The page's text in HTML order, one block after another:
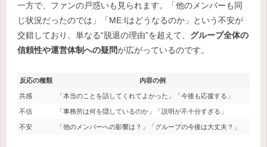
一方で、ファンの戸惑いも見られます。「他のメンバーも同
じ状況だったのでは」「ME:Iはどうなるのか」という不安が
交錯しており、単なる“脱退の理由”を超えて、 グループ全体の
信頼性や運営体制への疑問が広がっているのです。
反応の種類 内容の例
共感 「本当のことを話してくれてよかった」「今後も応援する」
不信 「事務所は何を隠しているのか」「説明が不十分すぎる」
不安 「他のメンバーへの影響は？」「グループの今後は大丈夫？」